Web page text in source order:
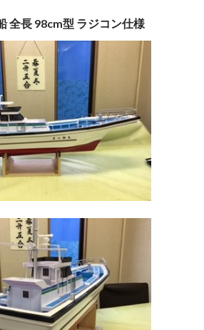
全長 98cm型 ラジコン仕様